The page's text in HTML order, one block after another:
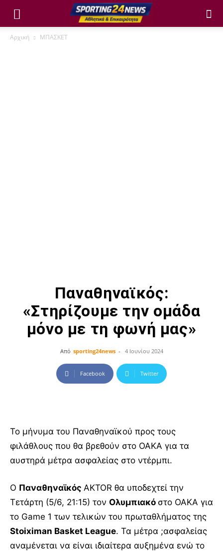
Αρχική ΜΠΑΣΚΕΤ
Παναθηναϊκός:
«Στηρίζουμε την ομάδα
μόνο με τη φωνή μας»
Από sporting24news - 4 Ιουνίου 2024
Facebook Twitter
Το μήνυμα του Παναθηναϊκού προς τους
φιλάθλους που θα βρεθούν στο ΟΑΚΑ για τα
αυστηρά μέτρα ασφαλείας στο ντέρμπι.
Ο Παναθηναϊκός AKTOR θα υποδεχτεί την
Τετάρτη (5/6, 21:15) τον Ολυμπιακό στο ΟΑΚΑ για
το Game 1 των τελικών του πρωταθλήματος της
Stoiximan Basket League. Τα μέτρα ;ασφαλείας
αναμένεται να είναι ιδιαίτερα αυξημένα ενώ το